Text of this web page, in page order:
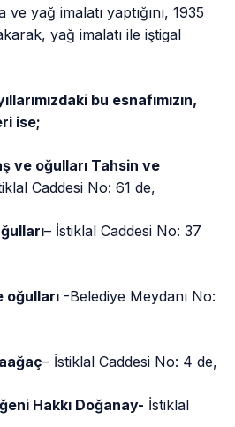
ve yağ imalatı yaptığını, 1935
yağ imalatı ile iştigal
bu esnafımızın,
ise;
ve oğulları Tahsin ve
Caddesi No: 61 de,
– İstiklal Caddesi No: 37
oğulları -Belediye Meydanı No:
– İstiklal Caddesi No: 4 de,
Hakkı Doğanay- İstiklal